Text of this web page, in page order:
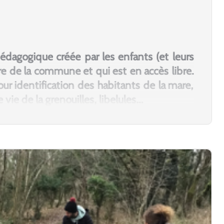
créée par les enfants (et leurs
de la commune et qui est en accès libre.
identification des habitants de la mare,
vie de la grenouilles, libelules...